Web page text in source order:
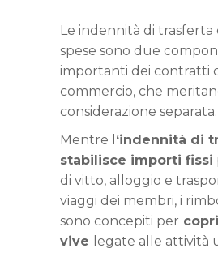
Le indennità di trasferta
spese sono due
importanti dei contratti
commercio, che
considerazione separata.
Mentre l ‘indennità di
stabilisce importi fissi
di vitto, alloggio e
viaggi dei membri, i
sono concepiti per
vive
legate alle attività